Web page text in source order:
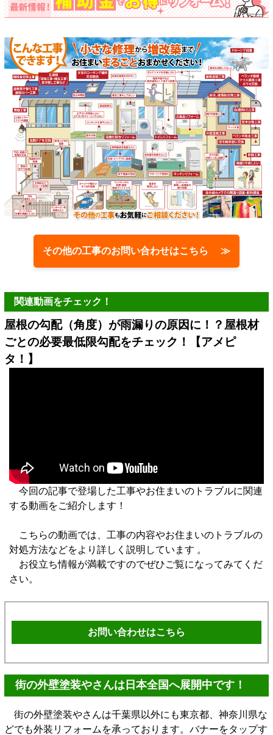
その他の工事のお問い合わせはこちら ≫
関連動画をチェック！
屋根の勾配（角度）が雨漏りの原因に！？屋根材
ごとの必要最低限勾配をチェック！【アメピ
タ！】
今回の記事で登場した工事やお住まいのトラブルに関連
する動画をご紹介します！
こちらの動画では、工事の内容やお住まいのトラブルの
対処方法などをより詳しく説明しています 。
お役立ち情報が満載ですのでぜひご覧になってみてくだ
さい。
お問い合わせはこちら
街の外壁塗装やさんは日本全国へ展開中です！
街の外壁塗装やさんは千葉県以外にも東京都、神奈川県な
どでも外装リフォームを承っております。バナーをタップす